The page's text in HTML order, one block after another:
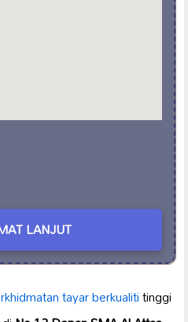
LANJUT
tayar berkualititinggi